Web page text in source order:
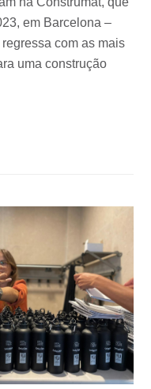
em Barcelona –
com as mais
uma construção